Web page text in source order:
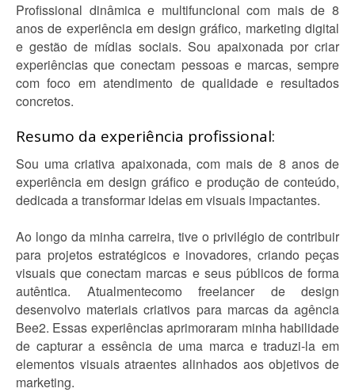
Profissional dinâmica e multifuncional com mais de 8
anos de experiência em design gráfico, marketing digital
e gestão de mídias sociais. Sou apaixonada por criar
experiências que conectam pessoas e marcas, sempre
com foco em atendimento de qualidade e resultados
concretos.
Resumo da experiência profissional:
Sou uma criativa apaixonada, com mais de 8 anos de
experiência em design gráfico e produção de conteúdo,
dedicada a transformar ideias em visuais impactantes.
Ao longo da minha carreira, tive o privilégio de contribuir
para projetos estratégicos e inovadores, criando peças
visuais que conectam marcas e seus públicos de forma
autêntica. Atualmentecomo freelancer de design
desenvolvo materiais criativos para marcas da agência
Bee2. Essas experiências aprimoraram minha habilidade
de capturar a essência de uma marca e traduzi-la em
elementos visuais atraentes alinhados aos objetivos de
marketing.